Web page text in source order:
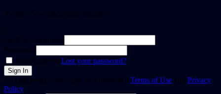
It's free. No subscription required
or
Email or username
Password
Remember meLost your password?
By registering, you agree to Streamvid's Terms of Use and Privacy
Policy